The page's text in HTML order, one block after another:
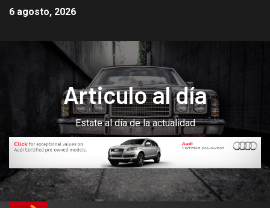
6 agosto, 2026
Articulo al día
Estate al día de la actualidad